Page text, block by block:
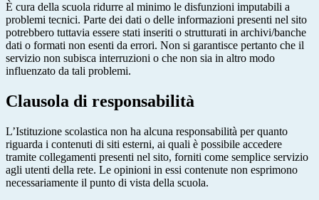
È cura della scuola ridurre al minimo le disfunzioni imputabili a
problemi tecnici. Parte dei dati o delle informazioni presenti nel sito
potrebbero tuttavia essere stati inseriti o strutturati in archivi/banche
dati o formati non esenti da errori. Non si garantisce pertanto che il
servizio non subisca interruzioni o che non sia in altro modo
influenzato da tali problemi.
Clausola di responsabilità
L’Istituzione scolastica non ha alcuna responsabilità per quanto
riguarda i contenuti di siti esterni, ai quali è possibile accedere
tramite collegamenti presenti nel sito, forniti come semplice servizio
agli utenti della rete. Le opinioni in essi contenute non esprimono
necessariamente il punto di vista della scuola.